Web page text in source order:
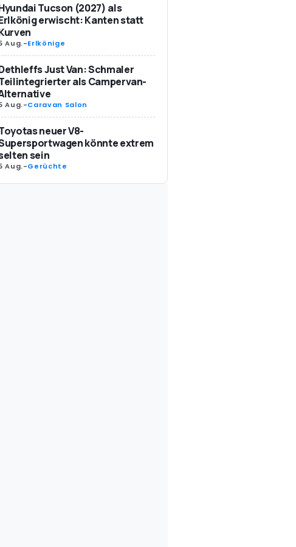
Tucson (2027) als
erwischt: Kanten statt
Aug.-Erlkönige
Just Van: Schmaler
als Campervan-
Aug.-Caravan Salon
neuer V8-
könnte extrem
sein
Aug.-Gerüchte